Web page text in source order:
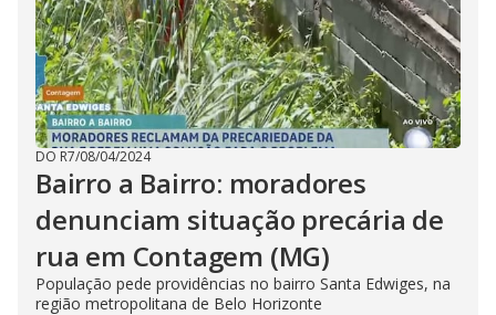
DO R7/08/04/2024
Bairro a Bairro: moradores
denunciam situação precária de
rua em Contagem (MG)
População pede providências no bairro Santa Edwiges, na
região metropolitana de Belo Horizonte